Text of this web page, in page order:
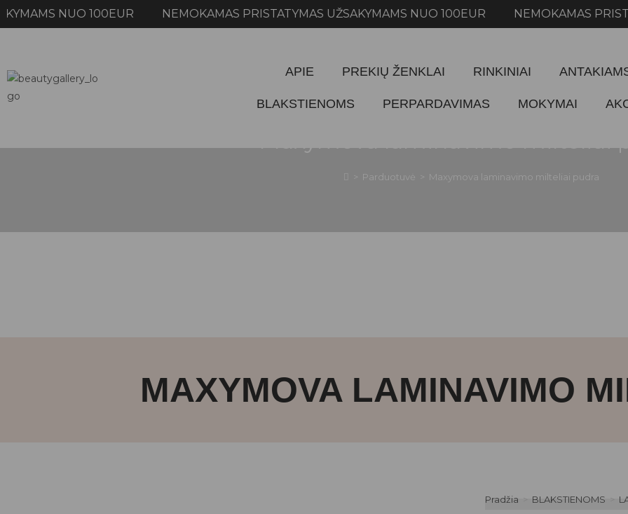
100EUR NEMOKAMAS PRISTATYMAS UŽSAKYMAMS NUO 100EUR NEMOKAMAS
APIE PREKIŲ ŽENKLAI RINKINIAI
BLAKSTIENOMS PERPARDAVIMAS MOKYMAI
Maxymova laminavimo milteliai
> Parduotuvė > Maxymova laminavimo milteliai pudra
MAXYMOVA LAMINAVIMO
Pradžia > BLAKSTIENOMS >